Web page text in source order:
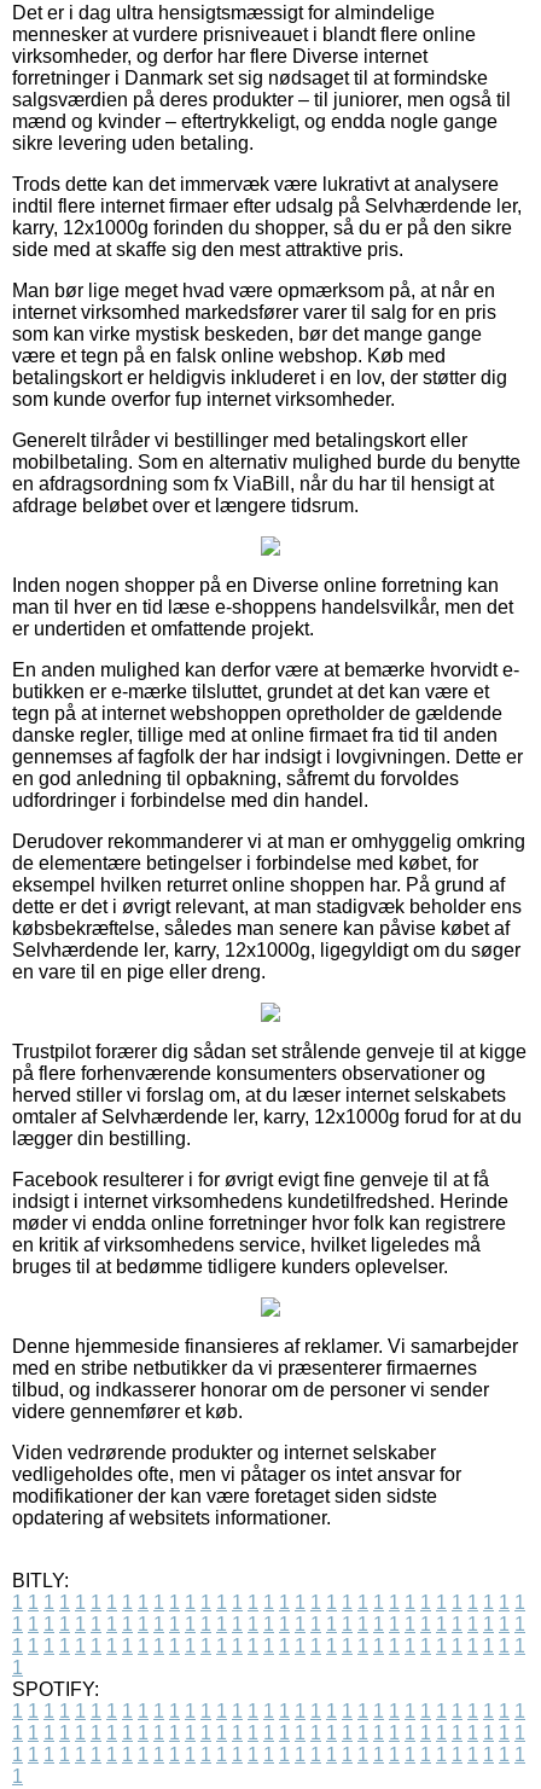
Det er i dag ultra hensigtsmæssigt for almindelige
mennesker at vurdere prisniveauet i blandt flere online
virksomheder, og derfor har flere Diverse internet
forretninger i Danmark set sig nødsaget til at formindske
salgsværdien på deres produkter – til juniorer, men også til
mænd og kvinder – eftertrykkeligt, og endda nogle gange
sikre levering uden betaling.
Trods dette kan det immervæk være lukrativt at analysere
indtil flere internet firmaer efter udsalg på Selvhærdende ler,
karry, 12x1000g forinden du shopper, så du er på den sikre
side med at skaffe sig den mest attraktive pris.
Man bør lige meget hvad være opmærksom på, at når en
internet virksomhed markedsfører varer til salg for en pris
som kan virke mystisk beskeden, bør det mange gange
være et tegn på en falsk online webshop. Køb med
betalingskort er heldigvis inkluderet i en lov, der støtter dig
som kunde overfor fup internet virksomheder.
Generelt tilråder vi bestillinger med betalingskort eller
mobilbetaling. Som en alternativ mulighed burde du benytte
en afdragsordning som fx ViaBill, når du har til hensigt at
afdrage beløbet over et længere tidsrum.
Inden nogen shopper på en Diverse online forretning kan
man til hver en tid læse e-shoppens handelsvilkår, men det
er undertiden et omfattende projekt.
En anden mulighed kan derfor være at bemærke hvorvidt e-
butikken er e-mærke tilsluttet, grundet at det kan være et
tegn på at internet webshoppen opretholder de gældende
danske regler, tillige med at online firmaet fra tid til anden
gennemses af fagfolk der har indsigt i lovgivningen. Dette er
en god anledning til opbakning, såfremt du forvoldes
udfordringer i forbindelse med din handel.
Derudover rekommanderer vi at man er omhyggelig omkring
de elementære betingelser i forbindelse med købet, for
eksempel hvilken returret online shoppen har. På grund af
dette er det i øvrigt relevant, at man stadigvæk beholder ens
købsbekræftelse, således man senere kan påvise købet af
Selvhærdende ler, karry, 12x1000g, ligegyldigt om du søger
en vare til en pige eller dreng.
Trustpilot forærer dig sådan set strålende genveje til at kigge
på flere forhenværende konsumenters observationer og
herved stiller vi forslag om, at du læser internet selskabets
omtaler af Selvhærdende ler, karry, 12x1000g forud for at du
lægger din bestilling.
Facebook resulterer i for øvrigt evigt fine genveje til at få
indsigt i internet virksomhedens kundetilfredshed. Herinde
møder vi endda online forretninger hvor folk kan registrere
en kritik af virksomhedens service, hvilket ligeledes må
bruges til at bedømme tidligere kunders oplevelser.
Denne hjemmeside finansieres af reklamer. Vi samarbejder
med en stribe netbutikker da vi præsenterer firmaernes
tilbud, og indkasserer honorar om de personer vi sender
videre gennemfører et køb.
Viden vedrørende produkter og internet selskaber
vedligeholdes ofte, men vi påtager os intet ansvar for
modifikationer der kan være foretaget siden sidste
opdatering af websitets informationer.
BITLY:
1 1 1 1 1 1 1 1 1 1 1 1 1 1 1 1 1 1 1 1 1 1 1 1 1 1 1 1 1 1 1 1 1
1 1 1 1 1 1 1 1 1 1 1 1 1 1 1 1 1 1 1 1 1 1 1 1 1 1 1 1 1 1 1 1 1
1 1 1 1 1 1 1 1 1 1 1 1 1 1 1 1 1 1 1 1 1 1 1 1 1 1 1 1 1 1 1 1 1
1
SPOTIFY:
1 1 1 1 1 1 1 1 1 1 1 1 1 1 1 1 1 1 1 1 1 1 1 1 1 1 1 1 1 1 1 1 1
1 1 1 1 1 1 1 1 1 1 1 1 1 1 1 1 1 1 1 1 1 1 1 1 1 1 1 1 1 1 1 1 1
1 1 1 1 1 1 1 1 1 1 1 1 1 1 1 1 1 1 1 1 1 1 1 1 1 1 1 1 1 1 1 1 1
1